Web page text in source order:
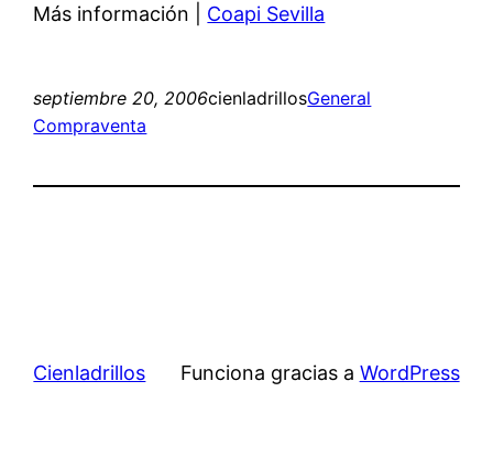
Más información | Coapi Sevilla
septiembre 20, 2006cienladrillosGeneral
Compraventa
Cienladrillos Funciona gracias a WordPress